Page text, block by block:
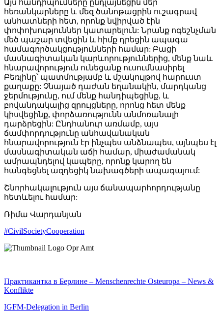
Այս հանդիպումները ընդլայնեցին մեր
հեռանկարները և մեզ ծանոթացրին ուշագրավ
անհատների հետ, որոնք նվիրված էին
փոփոխություններ կատարելուն: Նրանք ոգեշնչման
մեծ պաշար տվեցին և հիմք դրեցին ապագա
համագործակցությունների համար: Բացի
մասնագիտական ​​կարևորություններից, մենք նաև
հնարավորություն ունեցանք ուսումնասիրել
Բեռլինը՝ պատմությամբ և մշակույթով հարուստ
քաղաքը: Չնայած դաժան եղանակին, մարդկանց
ջերմությունը, ում մենք հանդիպեցինք, և
բովանդակալից զրույցները, որոնց հետ մենք
կիսվեցինք, փորձառությունն անմոռանալի
դարձրեցին: Ընդհանուր առմամբ, այս
ճամփորդությունը անհավանական
հնարավորություն էր ինչպես անձնապես, այնպես էլ
մասնագիտական ​​աճի համար, միաժամանակ
ամրապնդելով կապերը, որոնք կարող են
հանգեցնել ազդեցիկ նախագծերի ապագայում:
Շնորհակալություն այս ճանապարհորդությանը
հետևելու համար:
Ռիմա Վարդանյան
#CivilSocietyCooperation
Практикантка в Берлине – Menschenrechte Osteuropa – News &
Konflikte
IGFM-Delegation in Berlin